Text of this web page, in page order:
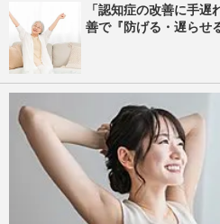
「認知症の改善に手
善で『防げる・遅らせ